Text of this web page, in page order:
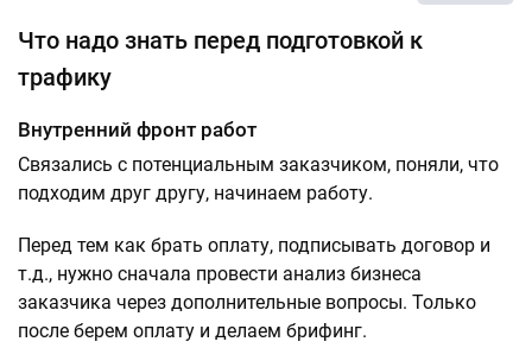
Что надо знать перед подготовкой к
трафику
Внутренний фронт работ
Связались с потенциальным заказчиком, поняли, что
подходим друг другу, начинаем работу.
Перед тем как брать оплату, подписывать договор и
т.д., нужно сначала провести анализ бизнеса
заказчика через дополнительные вопросы. Только
после берем оплату и делаем брифинг.